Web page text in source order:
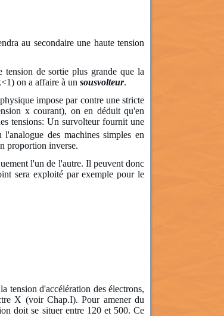
au secondaire une haute tension
de sortie plus grande que la
on a affaire à un sousvolteur.
impose par contre une stricte
x courant), on en déduit qu'en
tensions: Un survolteur fournit une
des machines simples en
proportion inverse.
l'un de l'autre. Il peuvent donc
sera exploité par exemple pour le
tension d'accélération des électrons,
X (voir Chap.I). Pour amener du
doit se situer entre 120 et 500. Ce